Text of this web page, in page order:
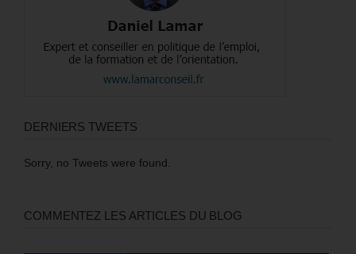
DERNIERS TWEETS
Sorry, no Tweets were found.
COMMENTEZ LES ARTICLES DU BLOG